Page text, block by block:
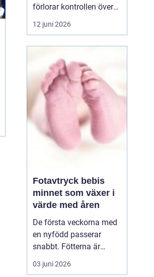
förlorar kontrollen över
sin konsumtion av
alkohol, läkemedel eller
användning och
återhämtning. Relationer,
arbete, hälsa och
självkänsla påverkas
steg för steg, ofta...
12 juni 2026
Fotavtryck bebis
minnet som växer i
värde med åren
De första veckorna med
en nyfödd passerar
snabbt. Fötterna är
pyttesmå, huden är mjuk
och varje liten rynka
03 juni 2026